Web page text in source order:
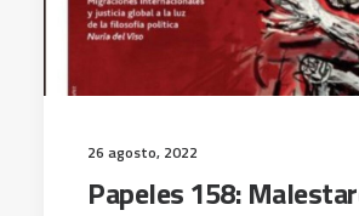
26 agosto, 2022
Papeles 158: